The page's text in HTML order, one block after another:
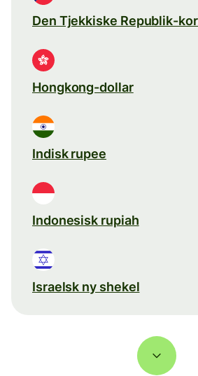
Den Tjekkiske Republik-
Hongkong-dollar
Indisk rupee
Indonesisk rupiah
Israelsk ny shekel